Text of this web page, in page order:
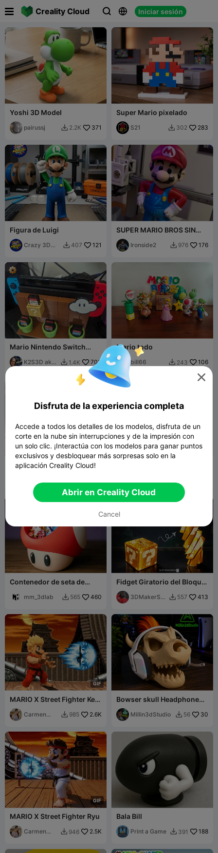
Creality Cloud   Iniciar sesión
 
Yoshi 3D Model
pairussj  2.2K 371
Super Mario pixelado
S21  302 283
Figura de Luigi
Crazy 3D
 407 121
SUPER MARIO BROS SIN
AMS !!
Ironside2  976 176
Mario Nintendo Switch
Dock - NS1, NS2, OLED
K2S3D aka
 1.4K 703
Mario todo
bill66  243 106
Alcancía Cubo Misterioso –
Inspirada en Super Mario
Contenedor de seta de
mm_3dlab  565 460
Fidget Giratorio del Bloque
de Pregunta Dorado de
Super Mario
3DMakerSpa
 557 413
GIF
MARIO X Street Fighter Ken
*
Carmen
 985 2.6K
Bowser skull Headphone
Stand (No CFS needed)
Millin3dStudio  56 30
GIF
MARIO X Street Fighter Ryu
Carmen
 946 2.5K
Bala Bill
Print a Game  391 188

Disfruta de la experiencia completa
Accede a todos los detalles de los modelos, disfruta de un
corte en la nube sin interrupciones y de la impresión con
un solo clic. ¡Interactúa con los modelos para ganar puntos
exclusivos y desbloquear más sorpresas solo en la
aplicación Creality Cloud!
Abrir en Creality Cloud
Cancel